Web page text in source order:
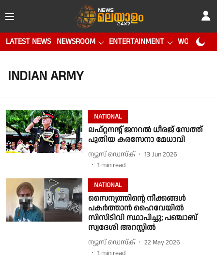
LATEST NEWS NEWSROOM ENTERTAINMENT WORLD CUP
INDIAN ARMY
NATIONAL
ലഫ്റ്റനന്റ് ജനറല്‍ ധീരജ് സേത്ത്
പുതിയ കരസേനാ മേധാവി
ന്യൂസ് ഡെസ്ക്
13 Jun 2026
1 min read
NATIONAL
സൈന്യത്തിന്റെ നീക്കങ്ങൾ
പകർത്താൻ ഹൈവേയിൽ
സിസിടിവി സ്ഥാപിച്ചു; പഞ്ചാബ്
സ്വദേശി അറസ്റ്റിൽ
ന്യൂസ് ഡെസ്ക്
22 May 2026
1 min read